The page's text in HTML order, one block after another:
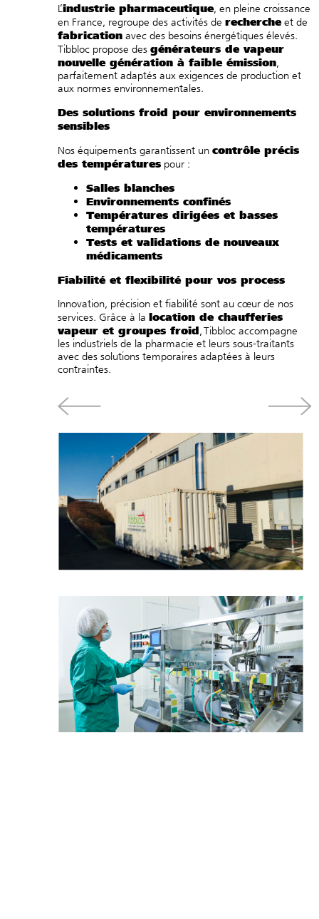
L’industrie pharmaceutique, en pleine croissance
en France, regroupe des activités de rechercheet de
fabrication avec des besoins énergétiques élevés.
Tibbloc propose des générateurs de vapeur
nouvelle génération à faible émission,
parfaitement adaptés aux exigences de production et
aux normes environnementales.
Des solutions froid pour environnements
sensibles
Nos équipements garantissent un contrôle précis
des températures pour :
Salles blanches
Environnements confinés
Températures dirigées et basses
températures
Tests et validations de nouveaux
médicaments
Fiabilitéet flexibilité pour vos process
Innovation, précision et fiabilité sont au cœur de nos
services. Grâce à la location de chaufferies
vapeur et groupes froid, Tibbloc accompagne
les industriels de la pharmacie et leurs sous-traitants
avec des solutions temporaires adaptées à leurs
contraintes.